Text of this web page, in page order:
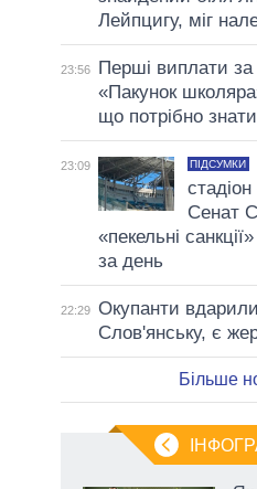
Лейпцигу, міг
23:56
Перші виплати
«Пакунок
що потрібно
23:09 ПІДСУМКИ
Сенат
«пекельні
за день
22:29 Окупанти
Слов'янську, є
Більше